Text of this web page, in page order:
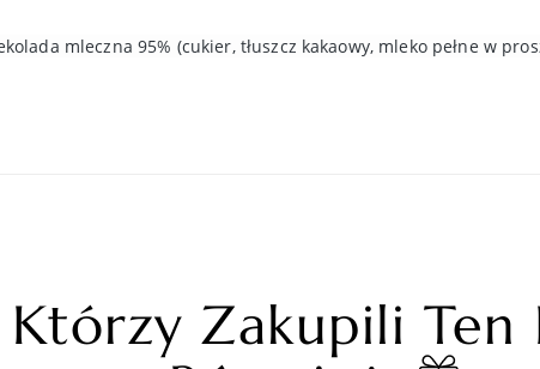
mleczna 95% (cukier, tłuszcz kakaowy, mleko pełne w
Zakupili Ten